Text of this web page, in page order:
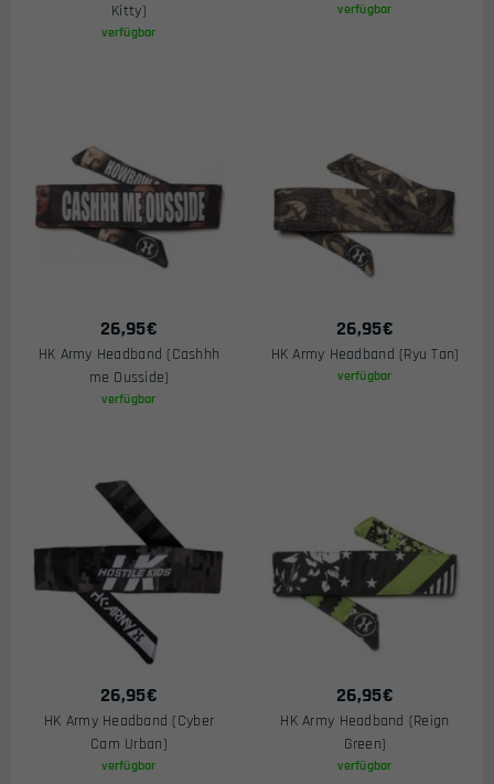
Kitty)
verfügbar
verfügbar
26,95€
HK Army Headband (Cashhh
me Ousside)
verfügbar
26,95€
HK Army Headband (Ryu Tan)
verfügbar
26,95€
HK Army Headband (Cyber
Cam Urban)
verfügbar
26,95€
HK Army Headband (Reign
Green)
verfügbar